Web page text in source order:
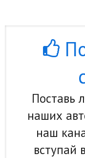
Природа
Наука и
Поставь
наших
наш
вступай